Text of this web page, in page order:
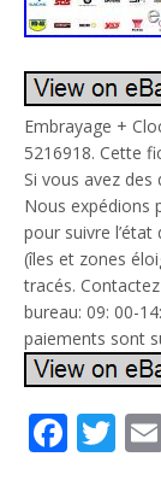
Embrayage +
5216918. Cette
Si vous avez des
Nous expédions
pour suivre
(îles et zones
tracés.
bureau: 09: 00-
paiements sont